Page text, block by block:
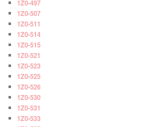
1Z0-497
1Z0-507
1Z0-511
1Z0-514
1Z0-515
1Z0-521
1Z0-523
1Z0-525
1Z0-526
1Z0-530
1Z0-531
1Z0-533